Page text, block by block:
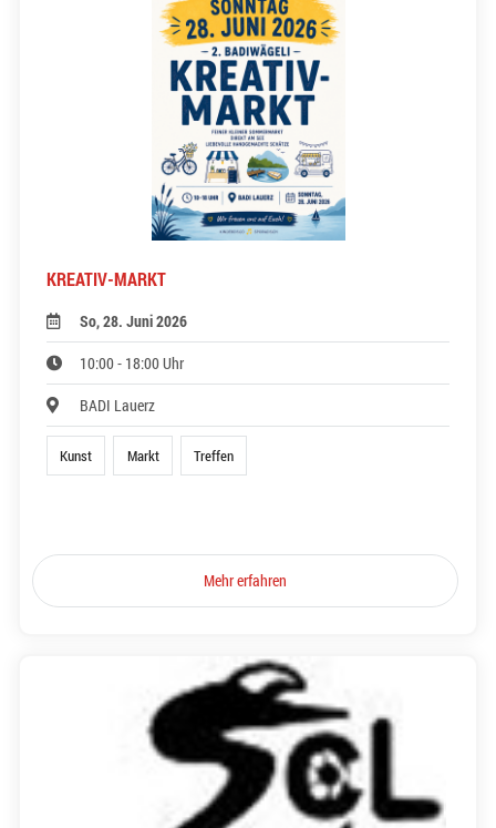
KREATIV-MARKT
So, 28. Juni 2026
10:00 - 18:00 Uhr
BADI Lauerz
Kunst Markt Treffen
Mehr erfahren